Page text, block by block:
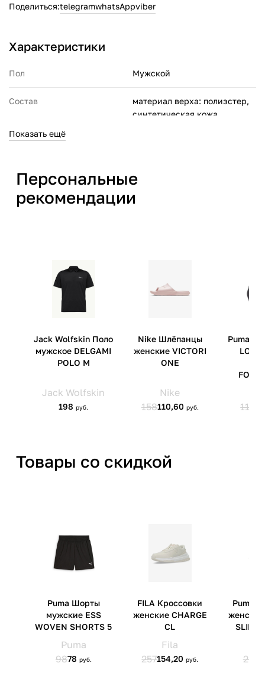
Поделиться:telegramwhatsAppviber
Характеристики
Пол Мужской
Состав
материал верха: полиэстер,
синтетическая кожа,
этиленвинилацетат,
Страна производства Китай
Артикул производителя
Импортер
ООО 'Клермонт' 231741,
Гродненская обл.,
Гродненский р-н, а/г Гожа,
Показать ещё
Персональные
рекомендации
Товары со скидкой